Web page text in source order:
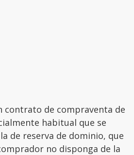
contrato de compraventa de
habitual que se
de reserva de dominio, que
no disponga de la